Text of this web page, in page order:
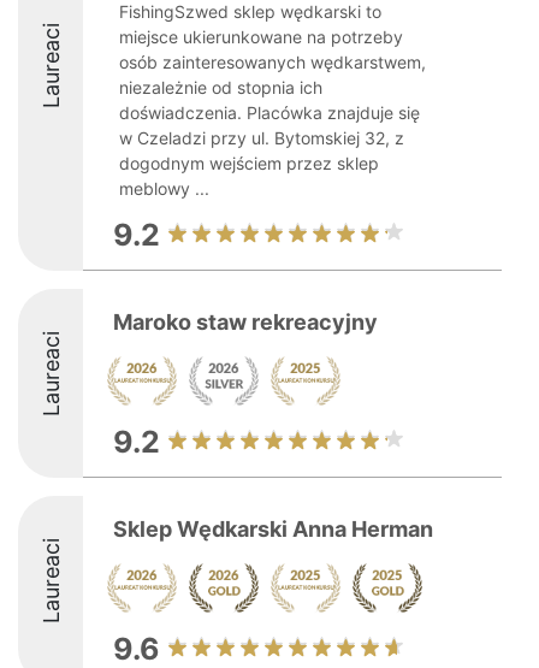
Laureaci
FishingSzwed sklep wędkarski to
miejsce ukierunkowane na potrzeby
osób zainteresowanych wędkarstwem,
niezależnie od stopnia ich
doświadczenia. Placówka znajduje się
w Czeladzi przy ul. Bytomskiej 32, z
dogodnym wejściem przez sklep
meblowy ...
9.2
Laureaci
Maroko staw rekreacyjny
9.2
Laureaci
Sklep Wędkarski Anna Herman
9.6